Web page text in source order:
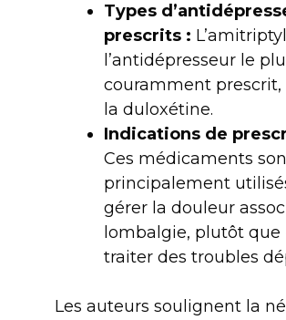
Types
prescrits :
l’antidépresseur le
couramment prescrit,
la duloxétine.
Indications de
Ces médicaments
principalement
gérer la douleur
lombalgie, plutôt que
traiter des troubles
Les auteurs soulignent la